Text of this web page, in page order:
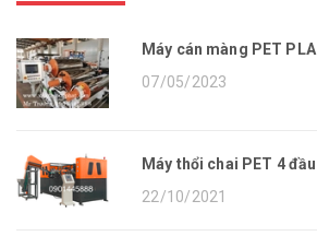
Máy cán màng PET PLA
07/05/2023
Máy thổi chai PET 4 đầu
22/10/2021